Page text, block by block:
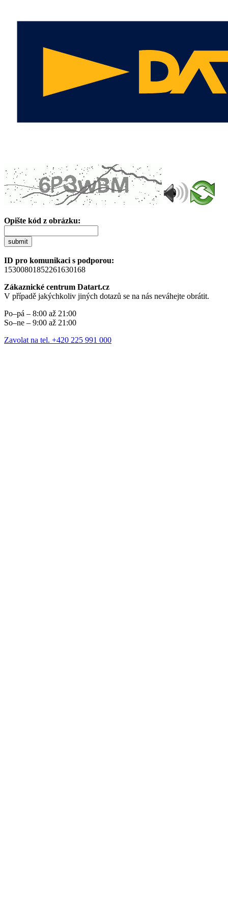
Opište kód z obrázku:
submit
ID pro komunikaci s podporou:
15300801852261630168
Zákaznické centrum Datart.cz
V případě jakýchkoliv jiných dotazů se na nás neváhejte obrátit.
Po–pá – 8:00 až 21:00
So–ne – 9:00 až 21:00
Zavolat na tel. +420 225 991 000